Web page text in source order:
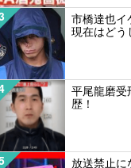
市橋達也イ
現在はどう
平尾龍磨受
歴！
放送禁止に